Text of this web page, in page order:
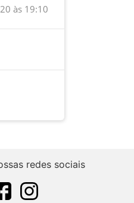
às 19:10
redes sociais